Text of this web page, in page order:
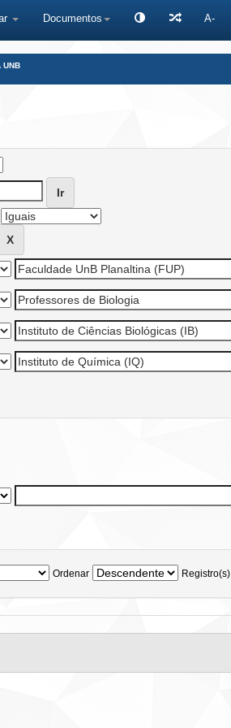
Documentos A-
UNB
Ordenar Registro(s)